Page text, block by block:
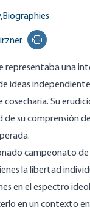
Biographies
Print this page
representaba una
ideas
Su
su comprensión
campeonato
la libertad
en el espectro
en un contexto